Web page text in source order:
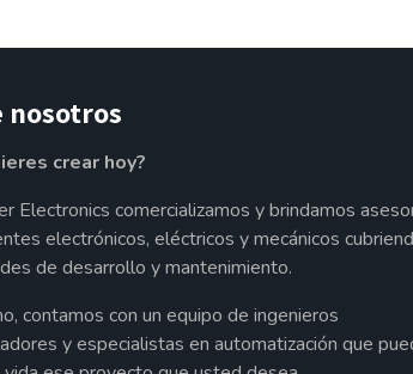
nosotros
crear hoy?
Electronics comercializamos y brindamos
electrónicos, eléctricos y mecánicos
de desarrollo y mantenimiento.
contamos con un equipo de ingenieros
y especialistas en automatización que